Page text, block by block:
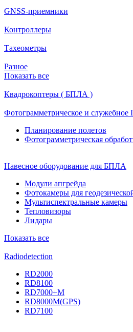
GNSS-приемники
Контроллеры
Тахеометры
Разное
Показать все
Квадрокоптеры ( БПЛА )
Фотограмметрическое и
Планирование полетов
Фотограмметрическая
Навесное оборудование для БПЛА
Модули апгрейда
Фотокамеры для
Мультиспектральные камеры
Тепловизоры
Лидары
Показать все
Radiodetection
RD2000
RD8100
RD7000+M
RD8000M(GPS)
RD7100